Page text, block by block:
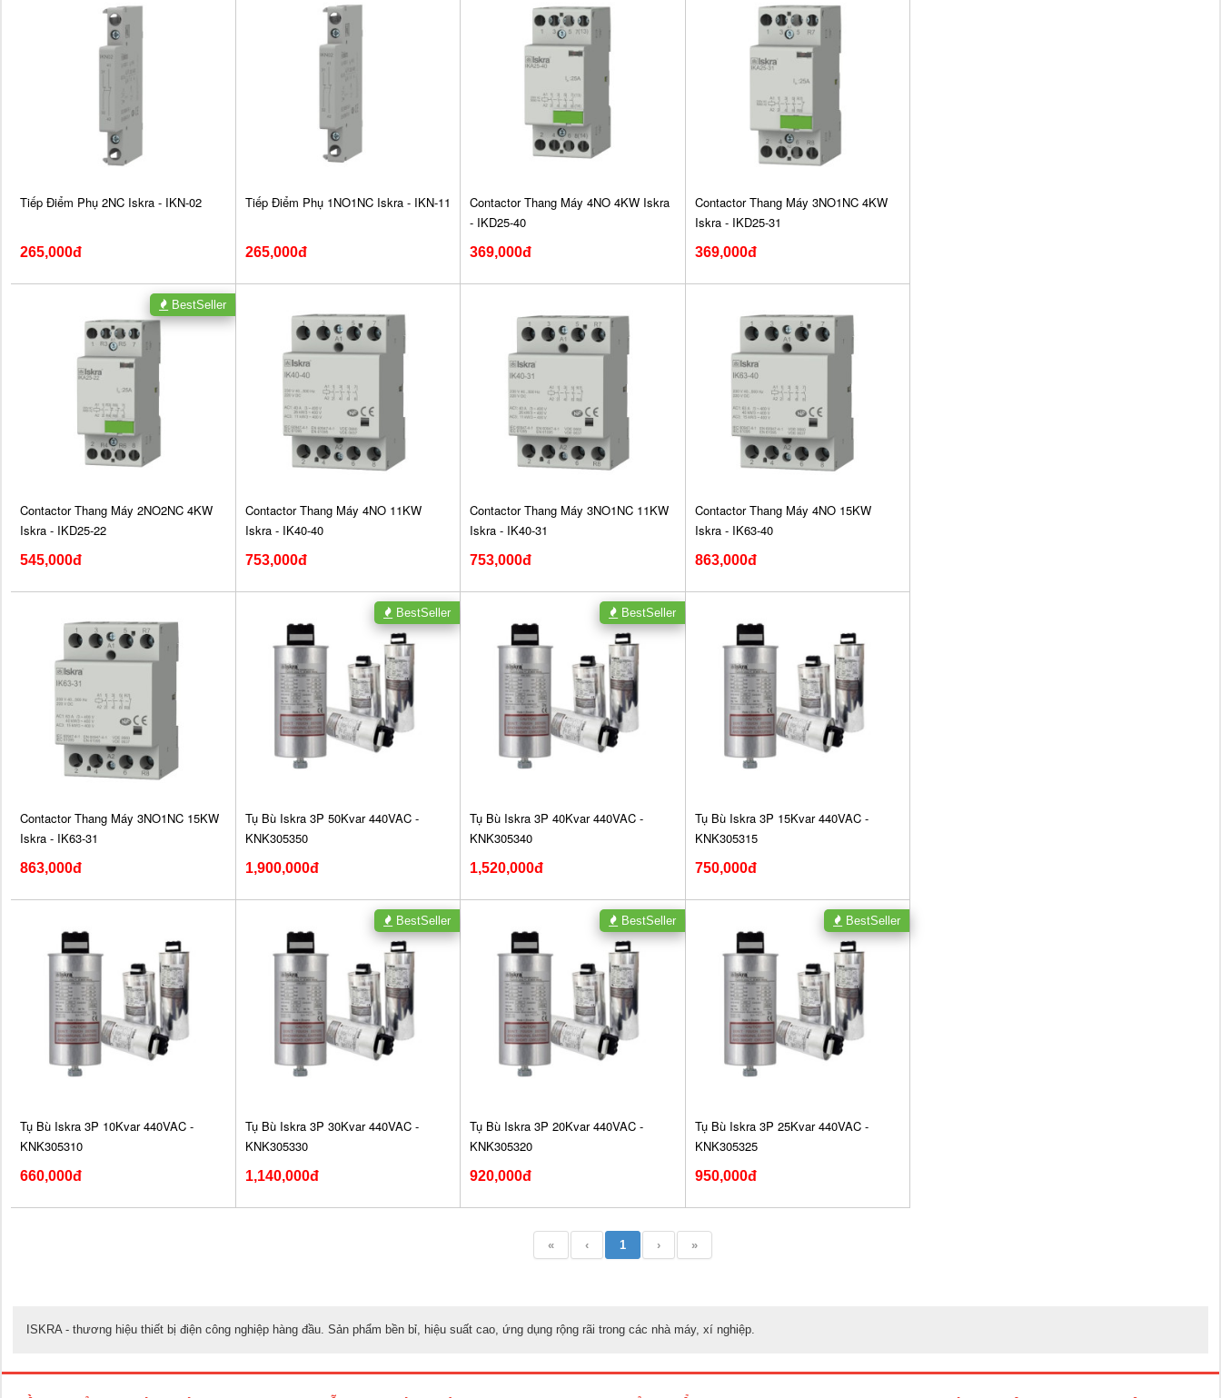
Tiếp Điểm Phụ 2NC Iskra - IKN-02
265,000đ
Tiếp Điểm Phụ 1NO1NC Iskra - IKN-11
265,000đ
Contactor Thang Máy 4NO 4KW Iskra
- IKD25-40
369,000đ
Contactor Thang Máy 3NO1NC 4KW
Iskra - IKD25-31
369,000đ
Contactor Thang Máy 2NO2NC 4KW
Iskra - IKD25-22
545,000đ
BestSeller
Contactor Thang Máy 4NO 11KW
Iskra - IK40-40
753,000đ
Contactor Thang Máy 3NO1NC 11KW
Iskra - IK40-31
753,000đ
Contactor Thang Máy 4NO 15KW
Iskra - IK63-40
863,000đ
Contactor Thang Máy 3NO1NC 15KW
Iskra - IK63-31
863,000đ
Tụ Bù Iskra 3P 50Kvar 440VAC -
KNK305350
1,900,000đ
BestSeller
Tụ Bù Iskra 3P 40Kvar 440VAC -
KNK305340
1,520,000đ
BestSeller
Tụ Bù Iskra 3P 15Kvar 440VAC -
KNK305315
750,000đ
Tụ Bù Iskra 3P 10Kvar 440VAC -
KNK305310
660,000đ
Tụ Bù Iskra 3P 30Kvar 440VAC -
KNK305330
1,140,000đ
BestSeller
Tụ Bù Iskra 3P 20Kvar 440VAC -
KNK305320
920,000đ
BestSeller
Tụ Bù Iskra 3P 25Kvar 440VAC -
KNK305325
950,000đ
BestSeller
« ‹ 1 › »
ISKRA - thương hiệu thiết bị điện công nghiệp hàng đầu. Sản phẩm bền bỉ, hiệu suất cao, ứng dụng rộng rãi trong các nhà máy, xí nghiệp.